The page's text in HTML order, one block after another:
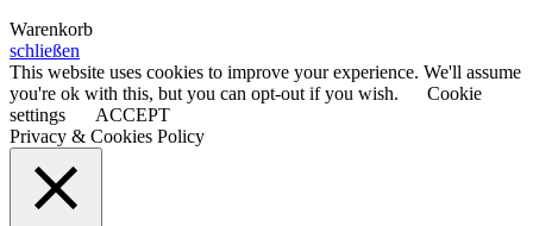
Warenkorb
schließen
This website uses cookies to improve your experience. We'll assume
you're ok with this, but you can opt-out if you wish.
Cookie
settings
ACCEPT
Privacy & Cookies Policy